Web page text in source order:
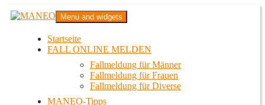
Zum
InhaltMANEO
Das schwule Anti-Gewalt-Projekt in Berlin
Menu and widgets
Startseite
FALL ONLINE MELDEN
Fallmeldung für Männer
Fallmeldung für Frauen
Fallmeldung für Diverse
MANEO-Tipps